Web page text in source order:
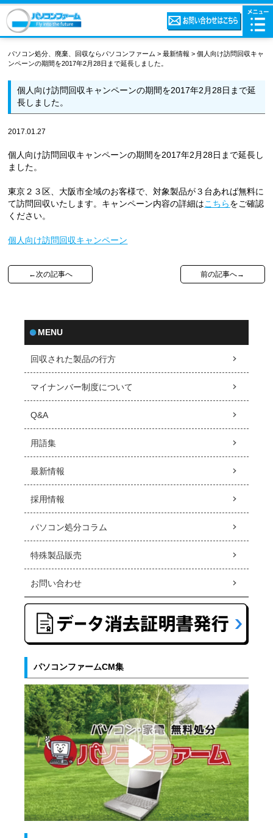
パソコン処分、廃棄、回収ならパソコンファーム>最新情報 >個人向け訪問回収キャ
ンペーンの期間を2017年2月28日まで延長しました。
個人向け訪問回収キャンペーンの期間を2017年2月28日まで延
長しました。
2017.01.27
個人向け訪問回収キャンペーンの期間を2017年2月28日まで延長し
ました。
東京２３区、大阪市全域のお客様で、対象製品が３台あれば無料に
て訪問回収いたします。キャンペーン内容の詳細はこちら をご確認
ください。
個人向け訪問回収キャンペーン
前の記事へ→
←次の記事へ
MENU
回収された製品の行方
マイナンバー制度について
Q&A
用語集
最新情報
採用情報
パソコン処分コラム
特殊製品販売
お問い合わせ
パソコンファームCM集